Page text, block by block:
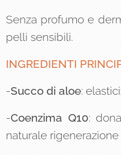
Senza profumo e
pelli sensibili.
INGREDIENTI
-Succo di aloe:
-Coenzima Q10:
naturale rigenerazione